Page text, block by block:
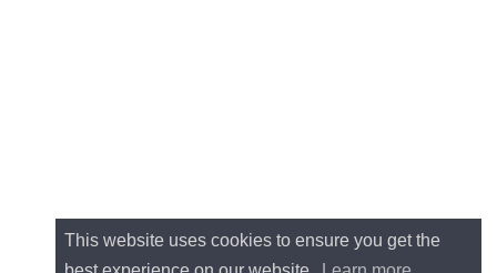
This website uses cookies to ensure you get the